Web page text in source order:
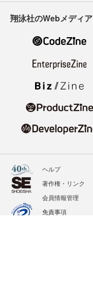
翔泳社のWebメディア
ヘルプ
著作権・リンク
会員情報管理
免責事項